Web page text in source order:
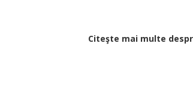
Citeşte mai multe